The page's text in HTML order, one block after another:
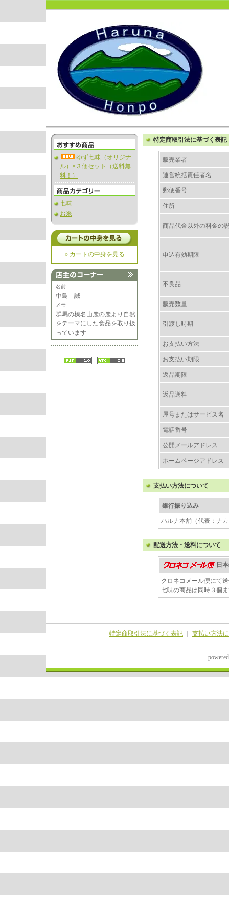
ゆず七味（オリジナ
ル）×３個セット（送料無
料！）
七味
お米
» カートの中身を見る
名前
中島 誠
メモ
群馬の榛名山麓の麓より自然
をテーマにした食品を取り扱
っています
特定商取引法に基づく表記
販売業者
運営統括責任者名
郵便番号
住所
商品代金以外の料金の
申込有効期限
不良品
販売数量
引渡し時期
お支払い方法
お支払い期限
返品期限
返品送料
屋号またはサービス名
電話番号
公開メールアドレス
ホームページアドレス
支払い方法について
銀行振り込み
ハルナ本舗（代表：ナ
配送方法・送料について
日
クロネコメール便にて
七味の商品は同時３個
特定商取引法に基づく表記 支払い方法